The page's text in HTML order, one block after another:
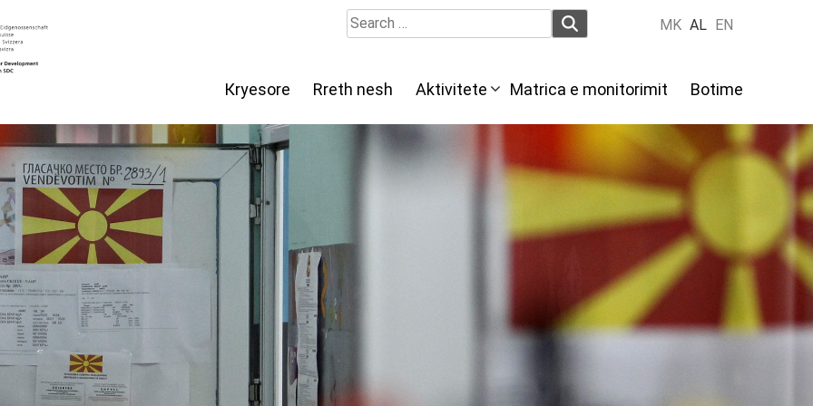
Search
for:
MK AL EN
Кryesore Rreth nesh Aktivitete Мatrica e monitorimit Botime